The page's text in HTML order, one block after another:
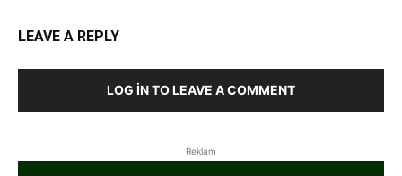
LEAVE A REPLY
LOG IN TO LEAVE A COMMENT
Reklam